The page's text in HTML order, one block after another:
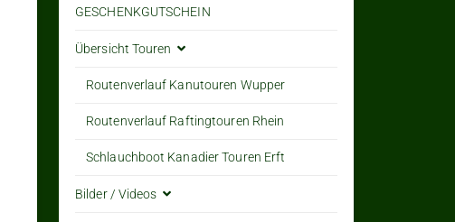
GESCHENKGUTSCHEIN
Übersicht Touren
Routenverlauf Kanutouren Wupper
Routenverlauf Raftingtouren Rhein
Schlauchboot Kanadier Touren Erft
Bilder / Videos